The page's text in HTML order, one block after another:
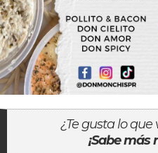
¿Te gusta lo que
¡Sabe más